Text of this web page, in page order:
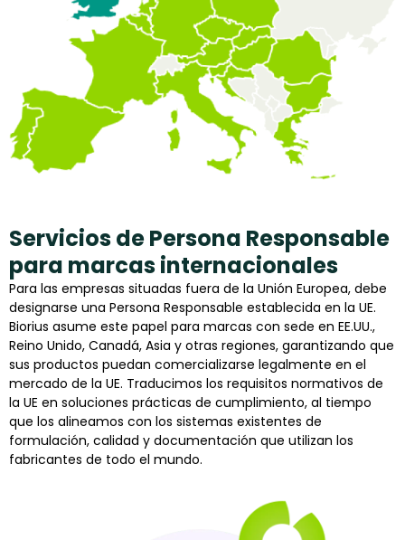
Servicios de Persona Responsable
para marcas internacionales
Para las empresas situadas fuera de la Unión Europea, debe
designarse una Persona Responsable establecida en la UE.
Biorius asume este papel para marcas con sede en EE.UU.,
Reino Unido, Canadá, Asia y otras regiones, garantizando que
sus productos puedan comercializarse legalmente en el
mercado de la UE. Traducimos los requisitos normativos de
la UE en soluciones prácticas de cumplimiento, al tiempo
que los alineamos con los sistemas existentes de
formulación, calidad y documentación que utilizan los
fabricantes de todo el mundo.